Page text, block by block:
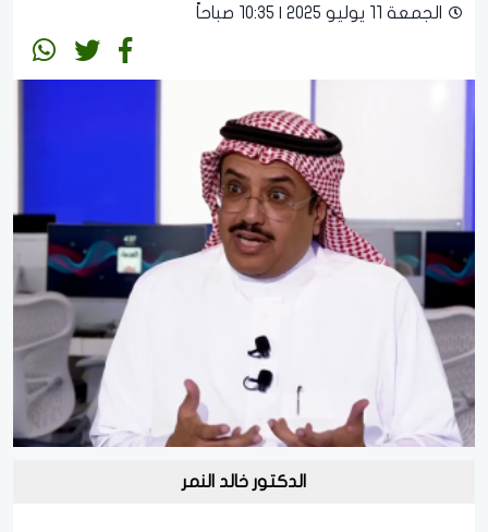
الجمعة 11 يوليو 2025 | 10:35 صباحاً
الدكتور خالد النمر